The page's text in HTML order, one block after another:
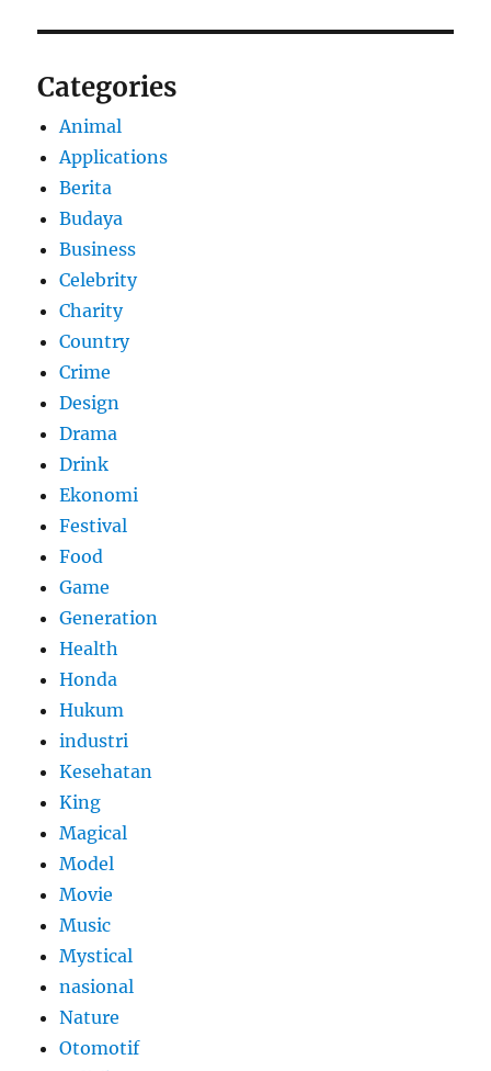
Categories
Animal
Applications
Berita
Budaya
Business
Celebrity
Charity
Country
Crime
Design
Drama
Drink
Ekonomi
Festival
Food
Game
Generation
Health
Honda
Hukum
industri
Kesehatan
King
Magical
Model
Movie
Music
Mystical
nasional
Nature
Otomotif